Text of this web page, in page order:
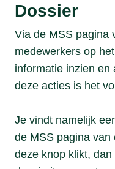
Dossier
Via de MSS pagina
medewerkers op
informatie inzien en
deze acties is het
Je vindt namelijk
de MSS pagina van
deze knop klikt,